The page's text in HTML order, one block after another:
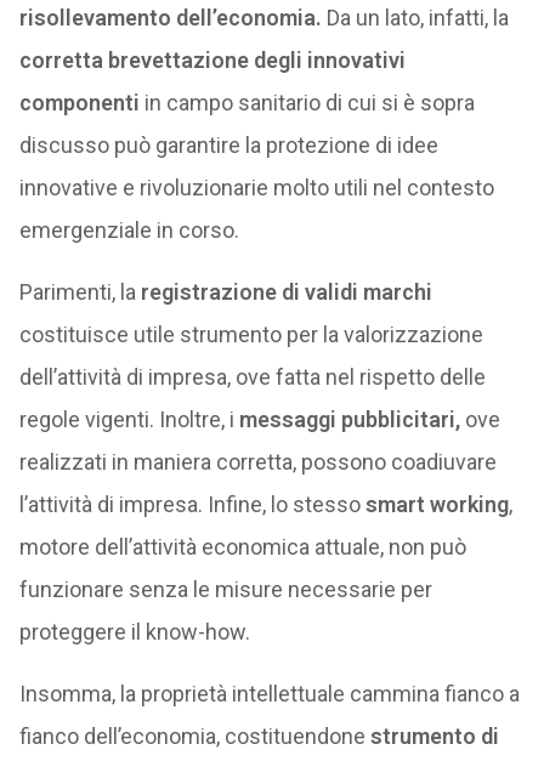
risollevamento dell’economia. Da un lato, infatti, la
corretta brevettazione degli innovativi
componenti in campo sanitario di cui si è sopra
discusso può garantire la protezione di idee
innovative e rivoluzionarie molto utili nel contesto
emergenziale in corso.
Parimenti, la registrazione di validi marchi
costituisce utile strumento per la valorizzazione
dell’attività di impresa, ove fatta nel rispetto delle
regole vigenti. Inoltre, i messaggi pubblicitari,ove
realizzati in maniera corretta, possono coadiuvare
l’attività di impresa. Infine, lo stessosmart working,
motore dell’attività economica attuale, non può
funzionare senza le misure necessarie per
proteggere il know-how.
Insomma, la proprietà intellettuale cammina fianco a
fianco dell’economia, costituendone strumento di